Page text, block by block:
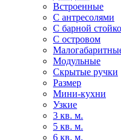
Встроенные
С антресолями
С барной
С островом
Модульные
Скрытые ручки
Размер
Мини-кухни
Узкие
3 кв. м.
5 кв. м.
6 кв. м.